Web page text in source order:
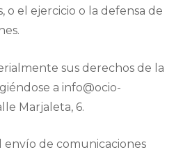
o el ejercicio o la defensa de
sus derechos de la
a info@ocio-
Marjaleta, 6.
envío de comunicaciones